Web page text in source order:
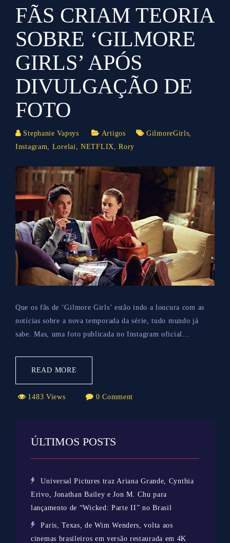
FÃS CRIAM TEORIA
SOBRE ‘GILMORE
GIRLS’ APÓS
DIVULGAÇÃO DE
FOTO
Stephanie Vapsys Artigos GilmoreGirls,
Instagram, Lorelai,NETFLIX,Rory
Que os fãs de ‘Gilmore Girls’ estão indo a loucura com as
notícias sobre a nova temporada da série, tudo mundo já
sabe. Mas, uma foto publicada no Instagram oficial...
READ MORE
1483 Views 0 Comment
ÚLTIMOS POSTS
Universal Pictures traz Ariana Grande, Cynthia
Erivo, Jonathan Bailey e Jon M. Chu para
lançamento de “Wicked: Parte II” no Brasil
Paris, Texas, de Wim Wenders, volta aos
cinemas brasileiros em versão restaurada em 4K